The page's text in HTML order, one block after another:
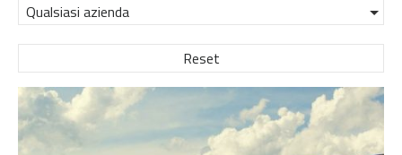
Qualsiasi azienda
Reset